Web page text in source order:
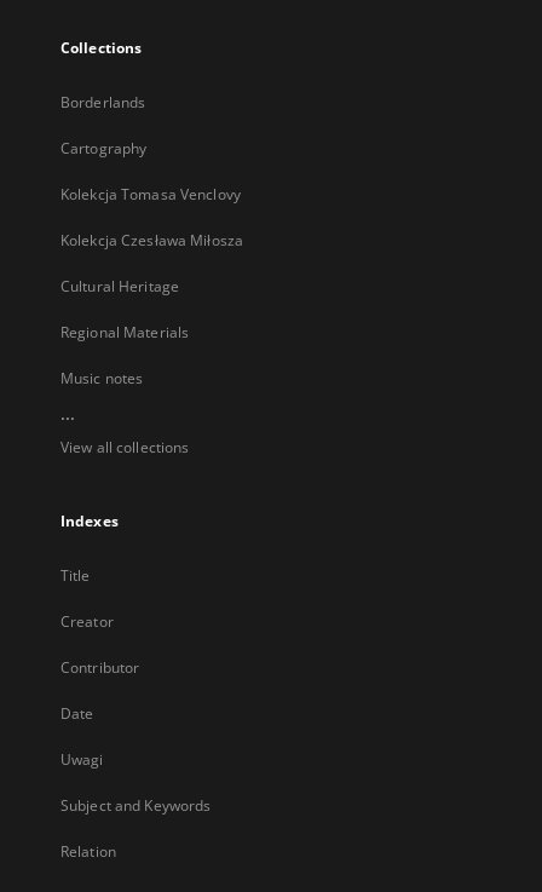
Collections
Borderlands
Cartography
Kolekcja Tomasa Venclovy
Kolekcja Czesława Miłosza
Cultural Heritage
Regional Materials
Music notes
...
View all collections
Indexes
Title
Creator
Contributor
Date
Uwagi
Subject and Keywords
Relation